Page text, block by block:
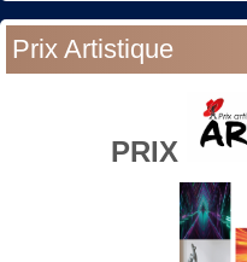
Prix Artistique
PRIX